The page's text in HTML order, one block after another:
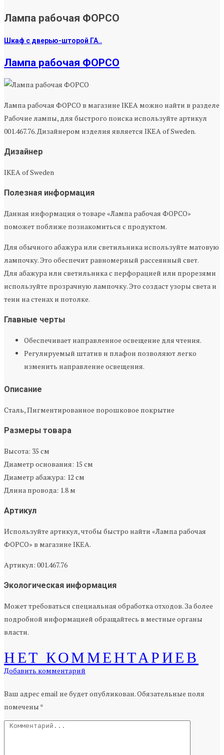
Лампа рабочая ФОРСО
Шкаф с дверью-шторой ГА..
Лампа рабочая ФОРСО
Лампа рабочая ФОРСО в магазине IKEA можно найти в разделе
Рабочие лампы, для быстрого поиска используйте артикул
001.467.76. Дизайнером изделия является IKEA of Sweden.
Дизайнер
IKEA of Sweden
Полезная информация
Данная информация о товаре «Лампа рабочая ФОРСО»
поможет поближе познакомиться с продуктом.
Для обычного абажура или светильника используйте матовую
лампочку. Это обеспечит равномерный рассеянный свет.
Для абажура или светильника с перфорацией или прорезями
используйте прозрачную лампочку. Это создаст узоры света и
тени на стенах и потолке.
Главные черты
Обеспечивает направленное освещение для чтения.
Регулируемый штатив и плафон позволяют легко
изменить направление освещения.
Описание
Сталь, Пигментированное порошковое покрытие
Размеры товара
Высота: 35 см
Диаметр основания: 15 см
Диаметр абажура: 12 см
Длина провода: 1.8 м
Артикул
Используйте артикул, чтобы быстро найти «Лампа рабочая
ФОРСО» в магазине IKEA.
Артикул: 001.467.76
Экологическая информация
Может требоваться специальная обработка отходов. За более
подробной информацией обращайтесь в местные органы
власти.
НЕТ КОММЕНТАРИЕВ
Добавить комментарий
Ваш адрес email не будет опубликован.Обязательные поля
помечены *